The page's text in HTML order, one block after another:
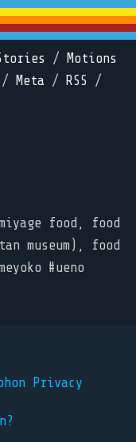
/
Motions
/ Meta / RSS /
food, food
museum), food
#ueno
Privacy